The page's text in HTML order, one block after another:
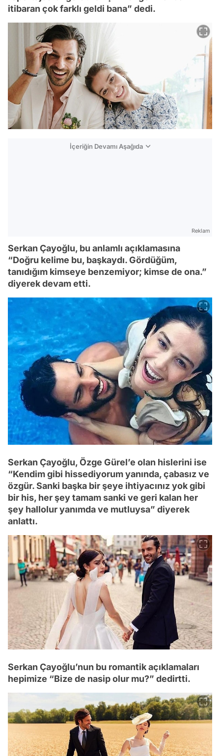
itibaran çok farklı geldi bana” dedi.
İçeriğin Devamı Aşağıda
Reklam
Serkan Çayoğlu, bu anlamlı açıklamasına
“Doğru kelime bu, başkaydı. Gördüğüm,
tanıdığım kimseye benzemiyor; kimse de ona.”
diyerek devam etti.
Serkan Çayoğlu, Özge Gürel’e olan hislerini ise
“Kendim gibi hissediyorum yanında, çabasız ve
özgür. Sanki başka bir şeye ihtiyacınız yok gibi
bir his, her şey tamam sanki ve geri kalan her
şey hallolur yanımda ve mutluysa” diyerek
anlattı.
Serkan Çayoğlu’nun bu romantik açıklamaları
hepimize “Bize de nasip olur mu?” dedirtti.